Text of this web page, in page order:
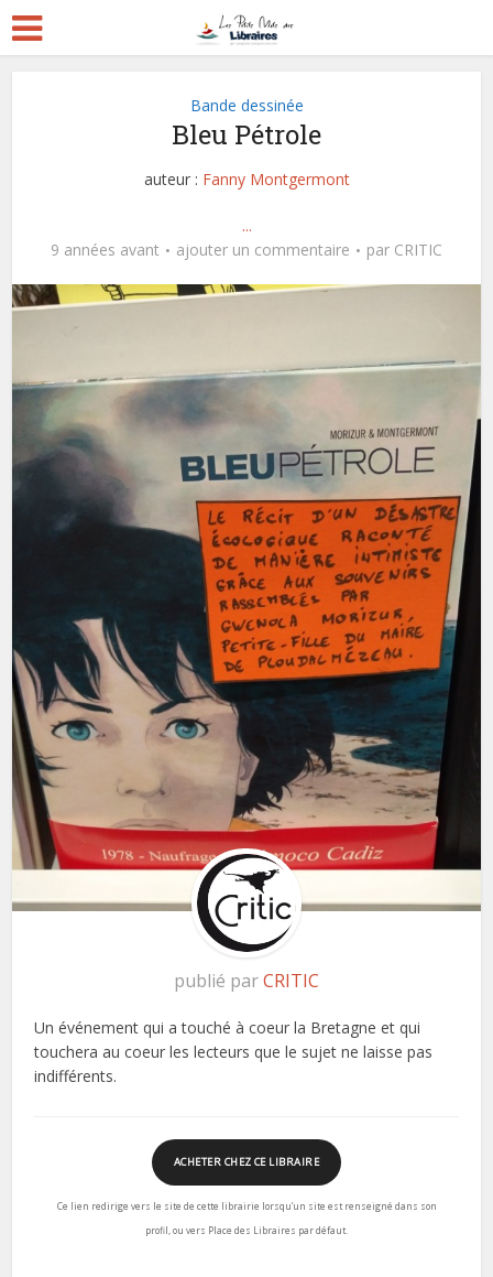
Bande dessinée
Bleu Pétrole
auteur : Fanny Montgermont
...
9 années avant
ajouter un commentaire par CRITIC
publié parCRITIC
Un événement qui a touché à coeur la Bretagne et qui
touchera au coeur les lecteurs que le sujet ne laisse pas
indifférents.
ACHETER CHEZ CE LIBRAIRE
Ce lien redirige vers le site de cette librairie lorsqu’un site est renseigné dans son
profil, ou vers Place des Libraires par défaut.